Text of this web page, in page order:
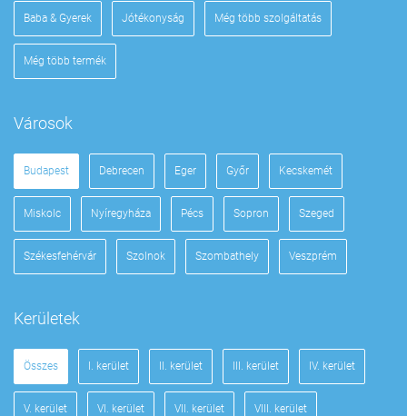
Baba & Gyerek Jótékonyság Még több szolgáltatás
Még több termék
Városok
Budapest Debrecen Eger Győr Kecskemét
Miskolc Nyíregyháza Pécs Sopron Szeged
Székesfehérvár Szolnok Szombathely Veszprém
Kerületek
Összes I. kerület II. kerület III. kerület IV. kerület
V. kerület VI. kerület VII. kerület VIII. kerület